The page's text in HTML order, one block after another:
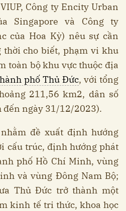
Công ty Encity Urban
Singapore và Công ty
của Hoa Kỳ) nêu sự cần
cho biết, phạm vi khu
toàn bộ khu vực thuộc địa
phố Thủ Đức, với tổng
211,56 km2, dân số
ngày 31/12/2023).
đề xuất định hướng
cấu trúc, định hướng phát
phố Hồ Chí Minh, vùng
và vùng Đông Nam Bộ;
Thủ Đức trở thành một
kinh tế tri thức, khoa học